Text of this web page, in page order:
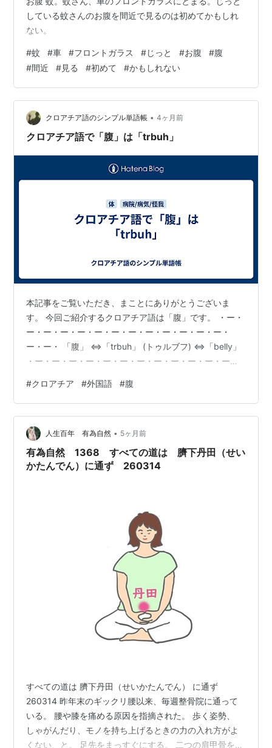
している蚊さんのお腹を間近で見るのは初めてかもしれ
ない。
#蚊 #車 #フロントガラス #じっと #お腹 #腹
#間近 #見る #初めて #かもしれない
クロアチア語のシンプル単語帳 • 4ヶ月前
クロアチア語で「腹」は「trbuh」
本記事をご覧いただき、まことにありがとうございま
す。 今回ご紹介するクロアチア語は「腹」です。 ・ー・
ー・ー・ー・ー・ー・ー・ー・ー・ー・ー・ー・ー・
ー・ー・ 「腹」 ⇔「trbuh」 (トゥルブフ) ⇔「belly」
・ー・ー・ー・ー・ー・ー・ー・ー・ー・ー・ー・ー・
⇔「Trbuh ti strši.」 (トゥルブフ ティ ストゥルシ)
⇔「Your belly is sticking out.」 ・ー・ー・ー・ー・
ー・ー・ー・ー・ー・ー・ー・ー・ー・ー・ー・ 〔関連
単語〕 胴/胴体⇔torzo(トールゾ)⇔torso ・ー・ー・
ー・ー・ー・…
#クロアチア #外国語 #腹
人生百年 有為自然 • 5ヶ月前
有為自然 1368 すべての道は 臍下丹田（せい
かたんでん）に通ず 260314
すべての道は 臍下丹田（せいかたんでん） に通ず
260314 昨年末のギックリ腰以来、毎週整骨院に通って
いる。 腰や膝を痛める原因を指摘された。 歩く姿勢、
しゃがんだり、モノを持ち上げるときの力の入れ方がよ
くない、と。 足先をまっすぐにする。 二つの肩甲骨を近